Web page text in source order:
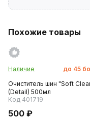
Похожие товары
Наличие до 45
Очиститель шин "Soft
(Detail) 500мл
Код 401719
500 ₽